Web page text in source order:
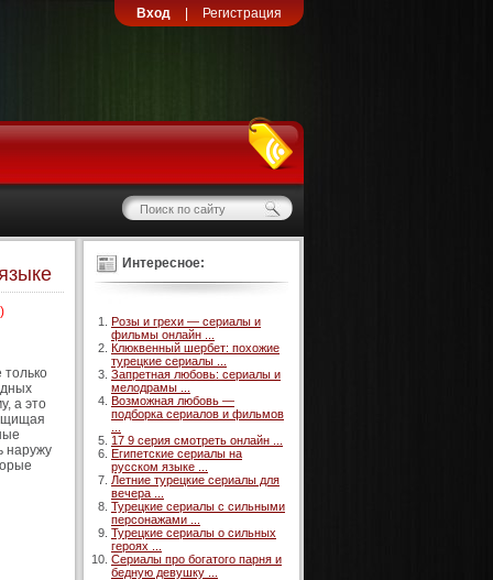
Вход Регистрация
а это
наружу
Интересное:
Розы и грехи — сериалы и
фильмы онлайн ...
Клюквенный шербет: похожие
турецкие сериалы ...
Запретная любовь: сериалы и
мелодрамы ...
Возможная любовь —
подборка сериалов и фильмов
17 9 серия смотреть онлайн ...
Египетские сериалы на
русском языке ...
Летние турецкие сериалы для
вечера ...
Турецкие сериалы с сильными
персонажами ...
Турецкие сериалы о сильных
героях ...
Сериалы про богатого парня и
бедную девушку ...